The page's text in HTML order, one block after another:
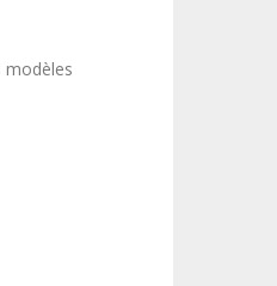
modèles